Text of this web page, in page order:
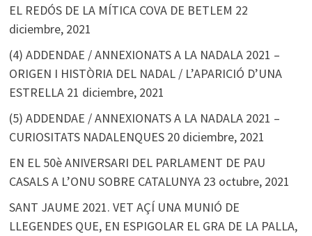
EL REDÓS DE LA MÍTICA COVA DE BETLEM 22
diciembre, 2021
(4) ADDENDAE / ANNEXIONATS A LA NADALA 2021 –
ORIGEN I HISTÒRIA DEL NADAL / L’APARICIÓ D’UNA
ESTRELLA 21 diciembre, 2021
(5) ADDENDAE / ANNEXIONATS A LA NADALA 2021 –
CURIOSITATS NADALENQUES 20 diciembre, 2021
EN EL 50è ANIVERSARI DEL PARLAMENT DE PAU
CASALS A L’ONU SOBRE CATALUNYA 23 octubre, 2021
SANT JAUME 2021. VET AÇÍ UNA MUNIÓ DE
LLEGENDES QUE, EN ESPIGOLAR EL GRA DE LA PALLA,